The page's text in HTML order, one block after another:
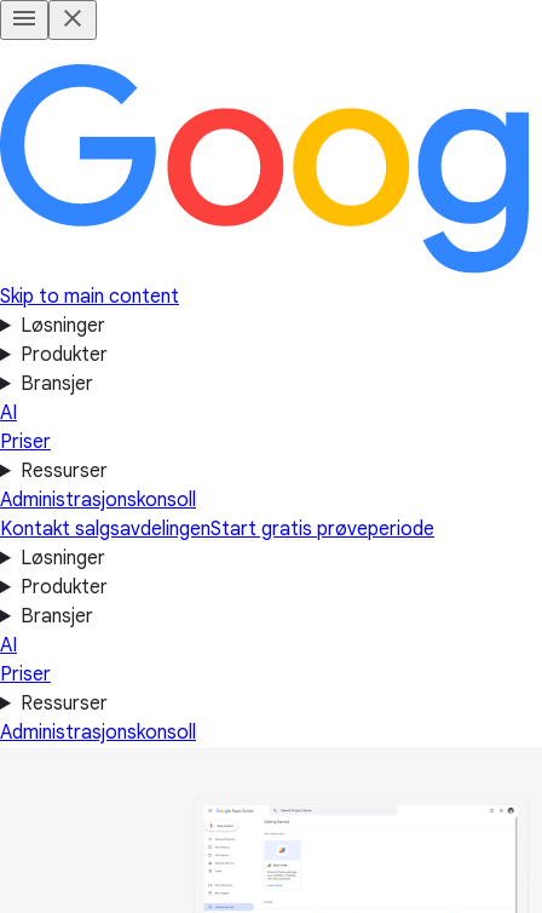
Skip to main content
Løsninger
Produkter
Bransjer
AI
Priser
Ressurser
Administrasjonskonsoll
Kontakt salgsavdelingenStart gratis prøveperiode
Løsninger
Produkter
Bransjer
AI
Priser
Ressurser
Administrasjonskonsoll